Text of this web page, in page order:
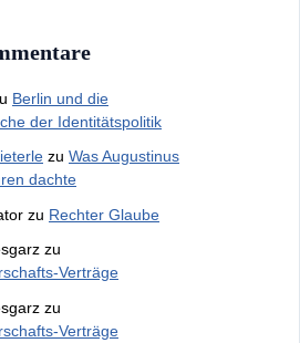
Berlin und die
der Identitätspolitik
zu Was Augustinus
dachte
zu Rechter Glaube
zu
Verträge
zu
Verträge